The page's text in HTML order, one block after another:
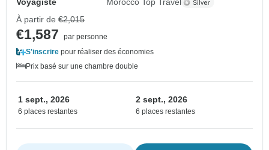
Voyagiste
Morocco Top Travel
À partir de €2,015
€1,587
par personne
S'inscrire pour réaliser des économies
Prix basé sur une chambre double
1 sept., 2026
6 places restantes
2 sept., 2026
6 places restantes